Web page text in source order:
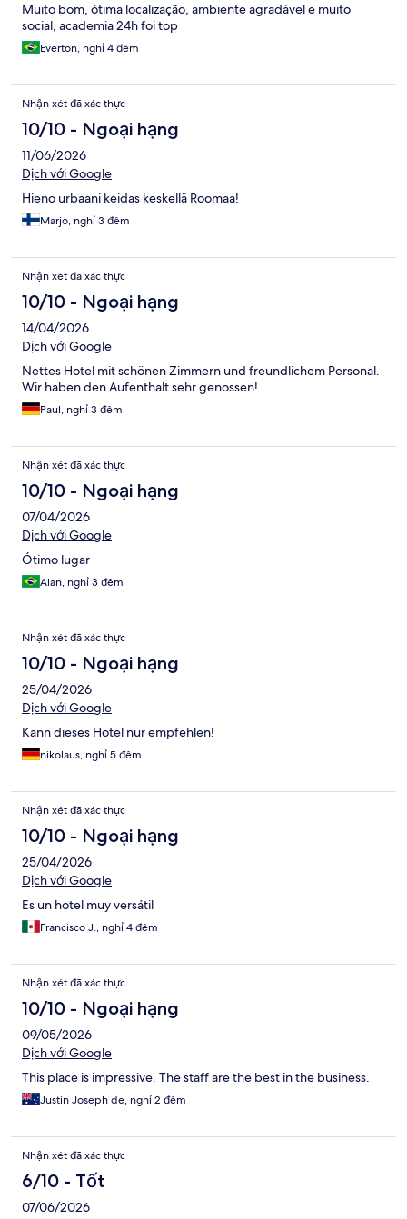
Muito bom, ótima localização, ambiente agradável e muito
social, academia 24h foi top
Everton, nghỉ 4 đêm
Nhận xét đã xác thực
10/10 - Ngoại hạng
11/06/2026
Dịch với Google
Hieno urbaani keidas keskellä Roomaa!
Marjo, nghỉ 3 đêm
Nhận xét đã xác thực
10/10 - Ngoại hạng
14/04/2026
Dịch với Google
Nettes Hotel mit schönen Zimmern und freundlichem Personal.
Wir haben den Aufenthalt sehr genossen!
Paul, nghỉ 3 đêm
Nhận xét đã xác thực
10/10 - Ngoại hạng
07/04/2026
Dịch với Google
Ótimo lugar
Alan, nghỉ 3 đêm
Nhận xét đã xác thực
10/10 - Ngoại hạng
25/04/2026
Dịch với Google
Kann dieses Hotel nur empfehlen!
nikolaus, nghỉ 5 đêm
Nhận xét đã xác thực
10/10 - Ngoại hạng
25/04/2026
Dịch với Google
Es un hotel muy versátil
Francisco J., nghỉ 4 đêm
Nhận xét đã xác thực
10/10 - Ngoại hạng
09/05/2026
Dịch với Google
This place is impressive. The staff are the best in the business.
Justin Joseph de, nghỉ 2 đêm
Nhận xét đã xác thực
6/10 - Tốt
07/06/2026